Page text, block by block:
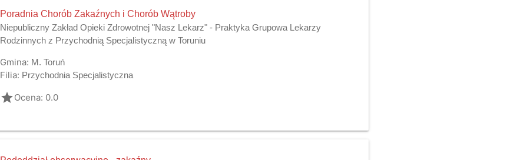
Poradnia Chorób Zakaźnych i Chorób Wątroby
Niepubliczny Zakład Opieki Zdrowotnej "Nasz Lekarz" - Praktyka Grupowa Lekarzy
Rodzinnych z Przychodnią Specjalistyczną w Toruniu
Gmina: M. Toruń
Filia: Przychodnia Specjalistyczna
gradeOcena: 0.0